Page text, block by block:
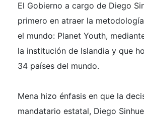
El Gobierno a cargo de Diego
primero en atraer la
el mundo: Planet Youth,
la institución de Islandia y que
34 países del mundo.
Mena hizo énfasis en que la
mandatario estatal, Diego